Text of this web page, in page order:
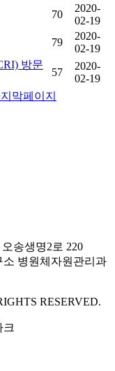
70
2020-
02-19
79
2020-
02-19
방문
57
2020-
02-19
막페이지
송생명2로 220
병원체자원관리과
RESERVED.